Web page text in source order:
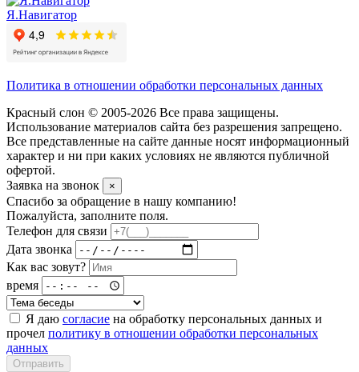
Я.Навигатор
Политика в отношении обработки персональных данных
Красный слон © 2005-2026 Все права защищены.
Использование материалов сайта без разрешения запрещено.
Все представленные на сайте данные носят информационный
характер и ни при каких условиях не являются публичной
офертой.
Заявка на звонок
×
Спасибо за обращение в нашу компанию!
Пожалуйста, заполните поля.
Телефон для связи
Дата звонка
Как вас зовут?
время
Я даю согласие на обработку персональных данных и
прочел политику в отношении обработки персональных
данных
Отправить